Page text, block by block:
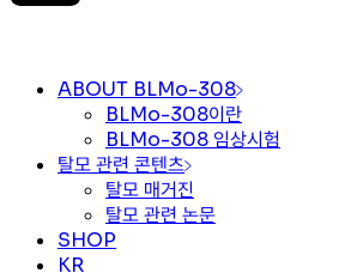
ABOUT BLMo-308
BLMo-308이란
BLMo-308 임상시험
탈모 관련 콘텐츠
탈모 매거진
탈모 관련 논문
SHOP
KR